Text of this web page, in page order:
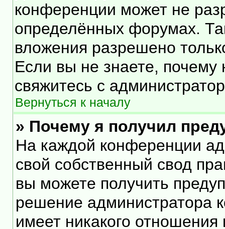
конференции может не
определённых форумах.
вложения разрешено
Если вы не знаете,
свяжитесь с
Вернуться к началу
» Почему я получил
На каждой конференции
свой собственный свод
вы можете получить
решение администратора
имеет никакого